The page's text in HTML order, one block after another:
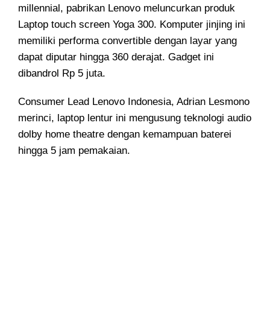
millennial, pabrikan Lenovo meluncurkan produk
Laptop touch screen Yoga 300. Komputer jinjing ini
memiliki performa convertible dengan layar yang
dapat diputar hingga 360 derajat. Gadget ini
dibandrol Rp 5 juta.
Consumer Lead Lenovo Indonesia, Adrian Lesmono
merinci, laptop lentur ini mengusung teknologi audio
dolby home theatre dengan kemampuan baterei
hingga 5 jam pemakaian.